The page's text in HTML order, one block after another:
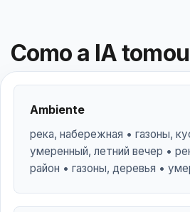
Como a IA
Ambiente
река, набережная • газоны,
умеренный, летний вечер •
район • газоны, деревья •